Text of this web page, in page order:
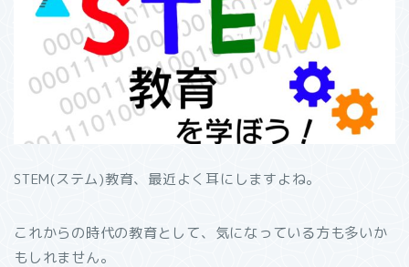
STEM(ステム)教育、最近よく耳にしますよね。
これからの時代の教育として、気になっている方も多いか
もしれません。